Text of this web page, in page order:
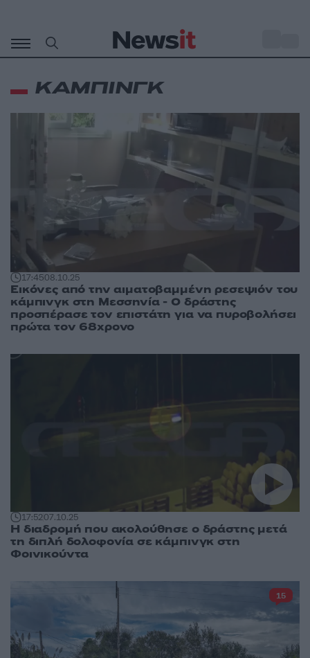
περιεχόμενο
ΚΑΜΠΙΝΓΚ
17:4508.10.25
Εικόνες από την αιματοβαμμένη ρεσεψιόν του
κάμπινγκ στη Μεσσηνία - Ο δράστης
προσπέρασε τον επιστάτη για να πυροβολήσει
πρώτα τον 68χρονο
17:5207.10.25
Η διαδρομή που ακολούθησε ο δράστης μετά
τη διπλή δολοφονία σε κάμπινγκ στη
Φοινικούντα
15